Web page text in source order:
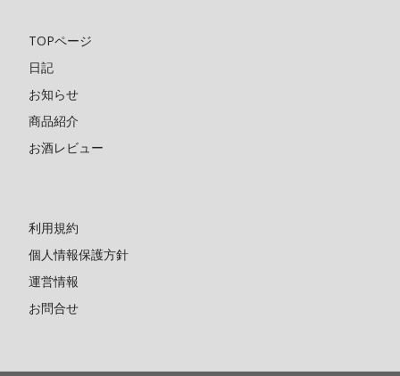
TOPページ
日記
お知らせ
商品紹介
お酒レビュー
利用規約
個人情報保護方針
運営情報
お問合せ